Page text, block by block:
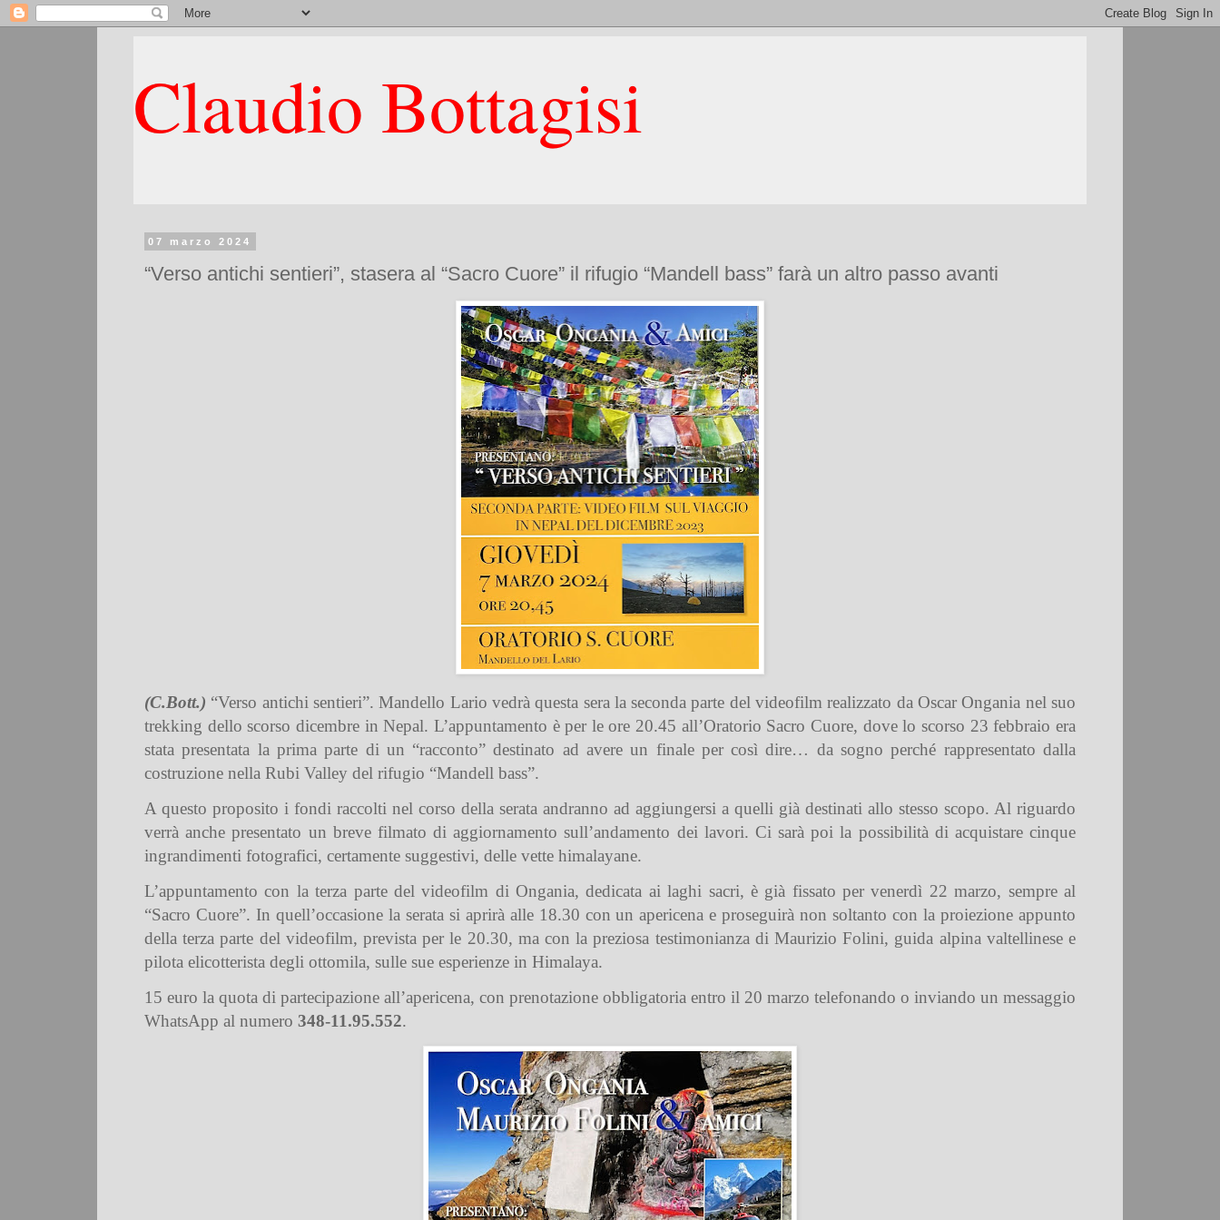
Claudio Bottagisi
07 marzo 2024
“Verso antichi sentieri”, stasera al “Sacro Cuore” il rifugio “Mandell bass” farà un altro passo avanti
(C.Bott.) “Verso antichi sentieri”. Mandello Lario vedrà questa sera la seconda parte del videofilm realizzato da Oscar Ongania nel suo
trekking dello scorso dicembre in Nepal. L’appuntamento è per le ore 20.45 all’Oratorio Sacro Cuore, dove lo scorso 23 febbraio era
stata presentata la prima parte di un “racconto” destinato ad avere un finale per così dire… da sogno perché rappresentato dalla
costruzione nella Rubi Valley del rifugio “Mandell bass”.
A questo proposito i fondi raccolti nel corso della serata andranno ad aggiungersi a quelli già destinati allo stesso scopo. Al riguardo
verrà anche presentato un breve filmato di aggiornamento sull’andamento dei lavori. Ci sarà poi la possibilità di acquistare cinque
ingrandimenti fotografici, certamente suggestivi, delle vette himalayane.
L’appuntamento con la terza parte del videofilm di Ongania, dedicata ai laghi sacri, è già fissato per venerdì 22 marzo, sempre al
“Sacro Cuore”. In quell’occasione la serata si aprirà alle 18.30 con un apericena e proseguirà non soltanto con la proiezione appunto
della terza parte del videofilm, prevista per le 20.30, ma con la preziosa testimonianza di Maurizio Folini, guida alpina valtellinese e
pilota elicotterista degli ottomila, sulle sue esperienze in Himalaya.
15 euro la quota di partecipazione all’apericena, con prenotazione obbligatoria entro il 20 marzo telefonando o inviando un messaggio
WhatsApp al numero 348-11.95.552.